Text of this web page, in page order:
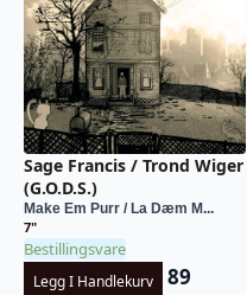
Sage Francis / Trond Wiger
(G.O.D.S.)
Make Em Purr / La Dæm M...
7"
Bestillingsvare
Legg I Handlekurv 89